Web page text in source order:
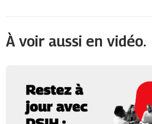
À voir aussi en vidéo.